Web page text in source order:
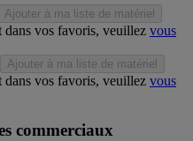
Ajouter à ma liste de matériel
dans vos favoris, veuillez vous
Ajouter à ma liste de matériel
dans vos favoris, veuillez vous
commerciaux